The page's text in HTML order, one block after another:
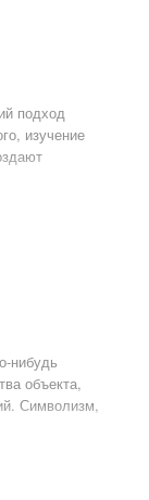
подход
изучение
нибудь
объекта,
Символизм,